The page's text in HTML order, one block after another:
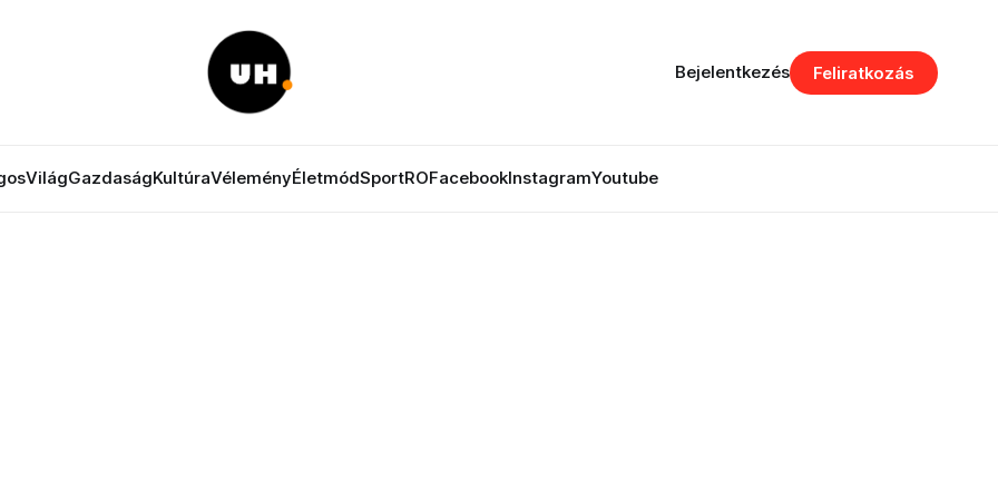
VilágGazdaságKultúraVéleményÉletmódSportROFacebookInstagramYoutube
Bejelentkezés Feliratkozás